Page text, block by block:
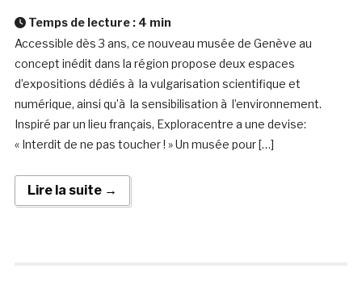
Temps de lecture : 4 min
Accessible dès 3 ans, ce nouveau musée de Genève au
concept inédit dans la région propose deux espaces
d’expositions dédiés à la vulgarisation scientifique et
numérique, ainsi qu’à la sensibilisation à l’environnement.
Inspiré par un lieu français, Exploracentre a une devise:
« Interdit de ne pas toucher ! » Un musée pour […]
Lire la suite →